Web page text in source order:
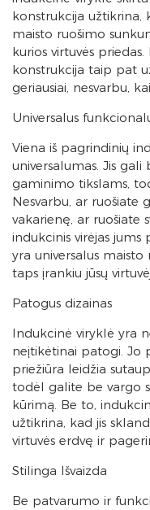
konstrukcija užtikrina,
maisto ruošimo
kurios virtuvės
konstrukcija taip pat
geriausiai, nesvarbu,
Universalus
Viena iš pagrindinių
universalumas. Jis
gaminimo tikslams,
Nesvarbu, ar ruošiate
vakarienę, ar ruošiate
indukcinis virėjas jums
yra universalus maisto
taps įrankiu jūsų
Patogus dizainas
Indukcinė viryklė yra
neįtikėtinai patogi. Jo
priežiūra leidžia
todėl galite be vargo
kūrimą. Be to,
užtikrina, kad jis
virtuvės erdvę ir
Stilinga Išvaizda
Be patvarumo ir